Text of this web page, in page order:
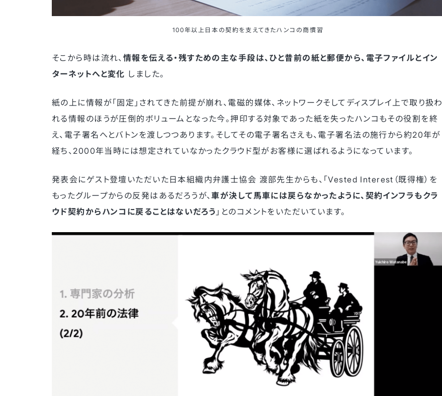
100年以上日本の契約を支えてきたハンコの商慣習
そこから時は流れ、 情報を伝える・残すための主な手段は、ひと昔前の紙と郵便から、電子ファイルとイン
ターネットへと変化 しました。
紙の上に情報が「固定」されてきた前提が崩れ、電磁的媒体、ネットワークそしてディスプレイ上で取り扱わ
れる情報のほうが圧倒的ボリュームとなった今。押印する対象であった紙を失ったハンコもその役割を終
え、電子署名へとバトンを渡しつつあります。そしてその電子署名さえも、電子署名法の施行から約20年が
経ち、2000年当時には想定されていなかったクラウド型がお客様に選ばれるようになっています。
発表会にゲスト登壇いただいた日本組織内弁護士協会 渡部先生からも、「Vested Interest（既得権）を
もったグループからの反発はあるだろうが、車が決して馬車には戻らなかったように、契約インフラもクラ
ウド契約からハンコに戻ることはないだろう 」とのコメントをいただいています。